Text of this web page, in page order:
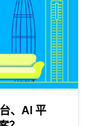
、AI 平